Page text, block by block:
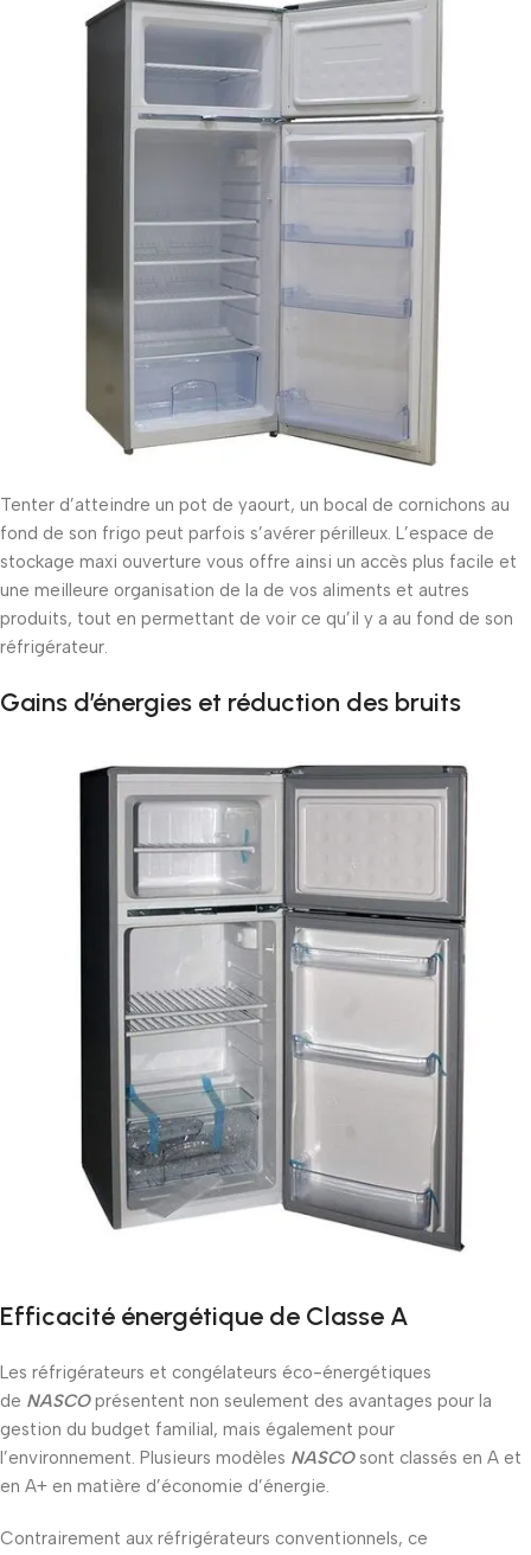
Tenter d’atteindre un pot de yaourt, un bocal de cornichons au
fond de son frigo peut parfois s’avérer périlleux. L’espace de
stockage maxi ouverture vous offre ainsi un accès plus facile et
une meilleure organisation de la de vos aliments et autres
produits, tout en permettant de voir ce qu’il y a au fond de son
réfrigérateur.
Gains d’énergies et réduction des bruits
Efficacité énergétique de Classe A
Les réfrigérateurs et congélateurs éco-énergétiques
de NASCOprésentent non seulement des avantages pour la
gestion du budget familial, mais également pour
l’environnement. Plusieurs modèles NASCOsont classés en A et
en A+ en matière d’économie d’énergie.
Contrairement aux réfrigérateurs conventionnels, ce